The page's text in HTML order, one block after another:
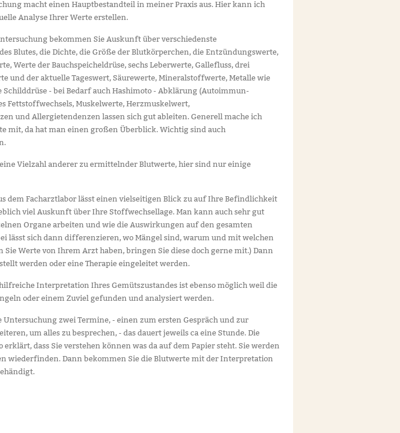
macht einen Hauptbestandteil in meiner Praxis aus. Hier kann ich
Analyse Ihrer Werte erstellen.
bekommen Sie Auskunft über verschiedenste
Blutes, die Dichte, die Größe der Blutkörperchen, die Entzündungswerte,
Werte der Bauchspeicheldrüse, sechs Leberwerte, Gallefluss, drei
und der aktuelle Tageswert, Säurewerte, Mineralstoffwerte, Metalle wie
Schilddrüse - bei Bedarf auch Hashimoto - Abklärung (Autoimmun-
Fettstoffwechsels, Muskelwerte, Herzmuskelwert,
und Allergietendenzen lassen sich gut ableiten. Generell mache ich
mit, da hat man einen großen Überblick. Wichtig sind auch
Vielzahl anderer zu ermittelnder Blutwerte, hier sind nur einige
dem Facharztlabor lässt einen vielseitigen Blick zu auf Ihre Befindlichkeit
viel Auskunft über Ihre Stoffwechsellage. Man kann auch sehr gut
Organe arbeiten und wie die Auswirkungen auf den gesamten
lässt sich dann differenzieren, wo Mängel sind, warum und mit welchen
Sie Werte von Ihrem Arzt haben, bringen Sie diese doch gerne mit.) Dann
werden oder eine Therapie eingeleitet werden.
Interpretation Ihres Gemütszustandes ist ebenso möglich weil die
oder einem Zuviel gefunden und analysiert werden.
Untersuchung zwei Termine, - einen zum ersten Gespräch und zur
um alles zu besprechen, - das dauert jeweils ca eine Stunde. Die
erklärt, dass Sie verstehen können was da auf dem Papier steht. Sie werden
wiederfinden. Dann bekommen Sie die Blutwerte mit der Interpretation